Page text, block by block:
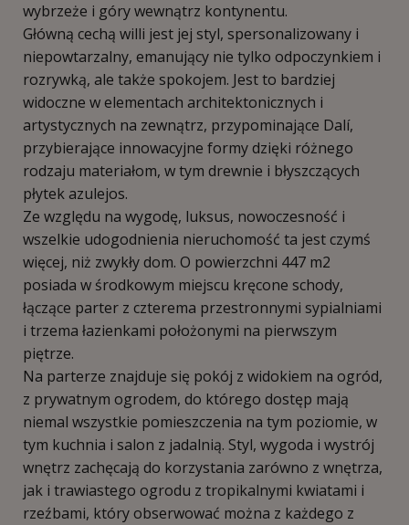
wybrzeże i góry wewnątrz kontynentu.
Główną cechą willi jest jej styl, spersonalizowany i
niepowtarzalny, emanujący nie tylko odpoczynkiem i
rozrywką, ale także spokojem. Jest to bardziej
widoczne w elementach architektonicznych i
artystycznych na zewnątrz, przypominające Dalí,
przybierające innowacyjne formy dzięki różnego
rodzaju materiałom, w tym drewnie i błyszczących
płytek azulejos.
Ze względu na wygodę, luksus, nowoczesność i
wszelkie udogodnienia nieruchomość ta jest czymś
więcej, niż zwykły dom. O powierzchni 447 m2
posiada w środkowym miejscu kręcone schody,
łączące parter z czterema przestronnymi sypialniami
i trzema łazienkami położonymi na pierwszym
piętrze.
Na parterze znajduje się pokój z widokiem na ogród,
z prywatnym ogrodem, do którego dostęp mają
niemal wszystkie pomieszczenia na tym poziomie, w
tym kuchnia i salon z jadalnią. Styl, wygoda i wystrój
wnętrz zachęcają do korzystania zarówno z wnętrza,
jak i trawiastego ogrodu z tropikalnymi kwiatami i
rzeźbami, który obserwować można z każdego z